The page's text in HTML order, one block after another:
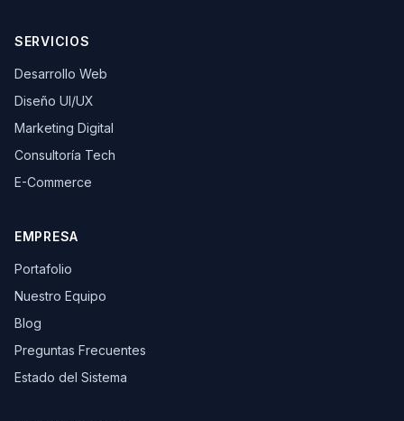
SERVICIOS
Desarrollo Web
Diseño UI/UX
Marketing Digital
Consultoría Tech
E-Commerce
EMPRESA
Portafolio
Nuestro Equipo
Blog
Preguntas Frecuentes
Estado del Sistema